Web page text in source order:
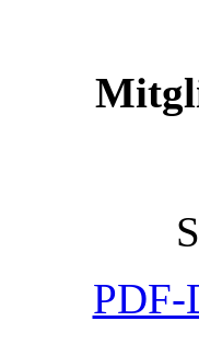
PDF-